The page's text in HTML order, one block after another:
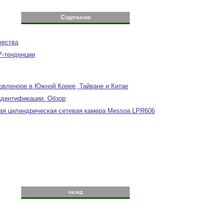
Содержание
тенденции
в Южной Корее, Тайване и Китае
Обзор
цилиндрическая сетевая камера Messoa LPR606
назад